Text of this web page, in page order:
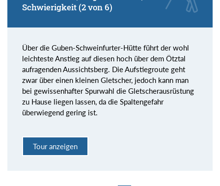
Schwierigkeit (2 von 6)
Über die Guben-Schweinfurter-Hütte führt der wohl
leichteste Anstieg auf diesen hoch über dem Ötztal
aufragenden Aussichtsberg. Die Aufstiegroute geht
zwar über einen kleinen Gletscher, jedoch kann man
bei gewissenhafter Spurwahl die Gletscherausrüstung
zu Hause liegen lassen, da die Spaltengefahr
überwiegend gering ist.
Tour anzeigen